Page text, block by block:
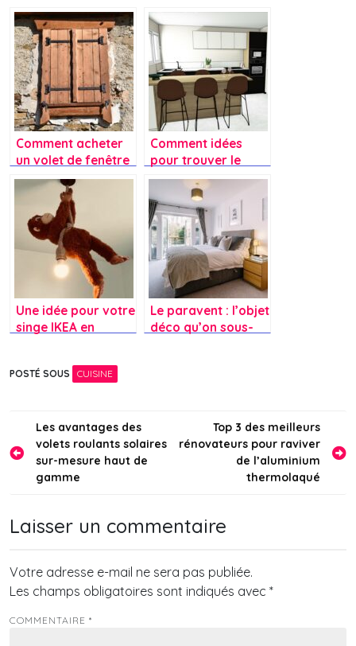
Comment acheter
un volet de fenêtre
en ligne
Comment idées
pour trouver le
juste équilibre pour
une nouvelle cuisine
classique ?
Une idée pour votre
singe IKEA en
Le paravent : l’objet
déco qu’on sous-
POSTÉ SOUS CUISINE
Navigation
de
l’article
Les avantages des
volets roulants solaires
sur-mesure haut de
gamme
Top 3 des meilleurs
rénovateurs pour raviver
de l’aluminium
thermolaqué
Laisser un commentaire
Votre adresse e-mail ne sera pas publiée.
Les champs obligatoires sont indiqués avec *
COMMENTAIRE *